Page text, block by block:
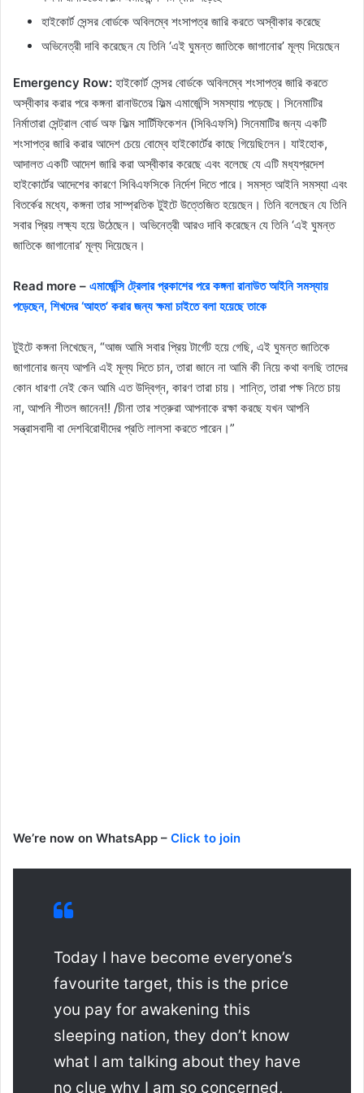
হাইকোর্ট সেন্সর বোর্ডকে অবিলম্বে শংসাপত্র জারি করতে অস্বীকার করেছে
অভিনেত্রী দাবি করেছেন যে তিনি ‘এই ঘুমন্ত জাতিকে জাগানোর’ মূল্য দিয়েছেন
Emergency Row: হাইকোর্ট সেন্সর বোর্ডকে অবিলম্বে শংসাপত্র জারি করতে
অস্বীকার করার পরে কঙ্গনা রানাউতের ফিল্ম এমার্জেন্সি সমস্যায় পড়েছে। সিনেমাটির
নির্মাতারা সেন্ট্রাল বোর্ড অফ ফিল্ম সার্টিফিকেশন (সিবিএফসি) সিনেমাটির জন্য একটি
শংসাপত্র জারি করার আদেশ চেয়ে বোম্বে হাইকোর্টের কাছে গিয়েছিলেন। যাইহোক,
আদালত একটি আদেশ জারি করা অস্বীকার করেছে এবং বলেছে যে এটি মধ্যপ্রদেশ
হাইকোর্টের আদেশের কারণে সিবিএফসিকে নির্দেশ দিতে পারে। সমস্ত আইনি সমস্যা এবং
বিতর্কের মধ্যে, কঙ্গনা তার সাম্প্রতিক টুইটে উত্তেজিত হয়েছেন। তিনি বলেছেন যে তিনি
সবার প্রিয় লক্ষ্য হয়ে উঠেছেন। অভিনেত্রী আরও দাবি করেছেন যে তিনি ‘এই ঘুমন্ত
জাতিকে জাগানোর’ মূল্য দিয়েছেন।
Read more – এমার্জেন্সি ট্রেলার প্রকাশের পরে কঙ্গনা রানাউত আইনি সমস্যায়
পড়েছেন, শিখদের ‘আহত’ করার জন্য ক্ষমা চাইতে বলা হয়েছে তাকে
টুইটে কঙ্গনা লিখেছেন, “আজ আমি সবার প্রিয় টার্গেট হয়ে গেছি, এই ঘুমন্ত জাতিকে
জাগানোর জন্য আপনি এই মূল্য দিতে চান, তারা জানে না আমি কী নিয়ে কথা বলছি তাদের
কোন ধারণা নেই কেন আমি এত উদ্বিগ্ন, কারণ তারা চায়। শান্তি, তারা পক্ষ নিতে চায়
না, আপনি শীতল জানেন!! /চীনা তার শত্রুরা আপনাকে রক্ষা করছে যখন আপনি
সন্ত্রাসবাদী বা দেশবিরোধীদের প্রতি লালসা করতে পারেন।”
We’re now on WhatsApp – Click to join
Today I have become everyone’s
favourite target, this is the price
you pay for awakening this
sleeping nation, they don’t know
what I am talking about they have
no clue why I am so concerned,